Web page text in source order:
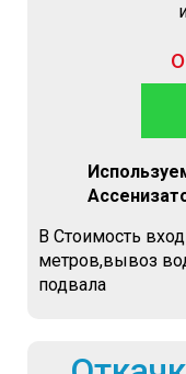
В Стоимость
метров,вывоз
подвала